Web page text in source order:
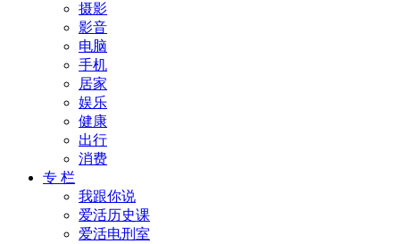
摄影
影音
电脑
手机
居家
娱乐
健康
出行
消费
专 栏
我跟你说
爱活历史课
爱活电刑室